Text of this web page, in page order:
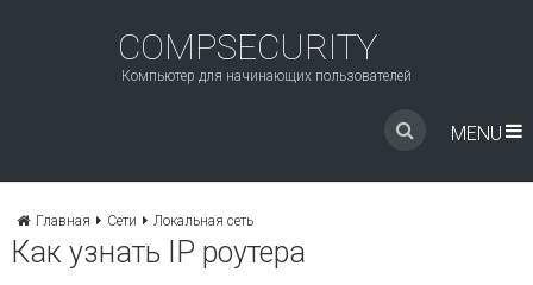
COMPSECURITY
Компьютер для начинающих пользователей
MENU
Главная Сети Локальная сеть
Как узнать IP роутера